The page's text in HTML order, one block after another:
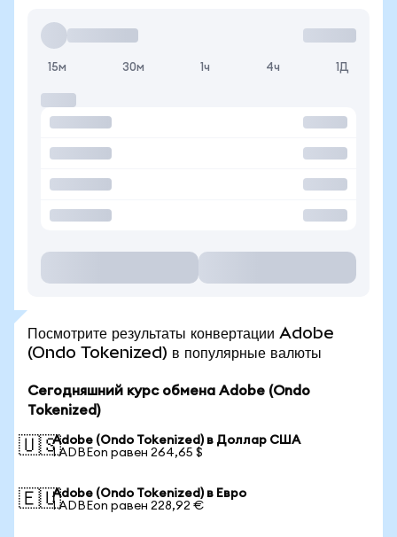
15м 30м 1ч 4ч 1Д
Посмотрите результаты конвертации Adobe
(Ondo Tokenized) в популярные валюты
Сегодняшний курс обмена Adobe (Ondo
Tokenized)
🇺🇸Adobe (Ondo Tokenized) в Доллар США
1 ADBEon равен 264,65 $
🇪🇺Adobe (Ondo Tokenized) в Евро
1 ADBEon равен 228,92 €